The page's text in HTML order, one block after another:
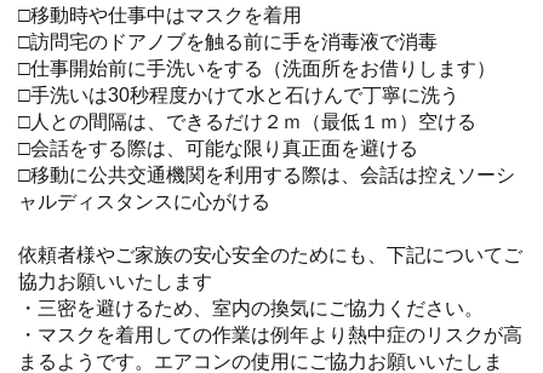
□移動時や仕事中はマスクを着用
□訪問宅のドアノブを触る前に手を消毒液で消毒
□仕事開始前に手洗いをする（洗面所をお借りします）
□手洗いは30秒程度かけて水と石けんで丁寧に洗う
□人との間隔は、できるだけ２ｍ（最低１ｍ）空ける
□会話をする際は、可能な限り真正面を避ける
□移動に公共交通機関を利用する際は、会話は控えソーシ
ャルディスタンスに心がける
依頼者様やご家族の安心安全のためにも、下記についてご
協力お願いいたします
・三密を避けるため、室内の換気にご協力ください。
・マスクを着用しての作業は例年より熱中症のリスクが高
まるようです。エアコンの使用にご協力お願いいたしま